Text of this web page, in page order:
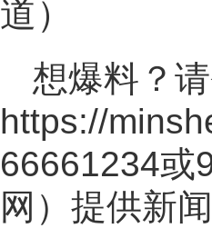
道）
想爆料？
https://
66661234或
网 ）提供新